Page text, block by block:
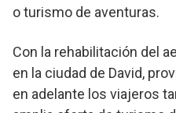
o turismo de aventuras.
Con la rehabilitación del
en la ciudad de David,
en adelante los viajeros